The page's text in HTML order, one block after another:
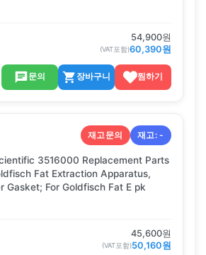
54,900원
(VAT포함)60,390원
문의 장바구니 찜하기
재고문의 재고:-
3516000 Replacement Parts
Fat Extraction Apparatus,
Gasket; For Goldfisch Fat E pk
45,600원
(VAT포함)50,160원